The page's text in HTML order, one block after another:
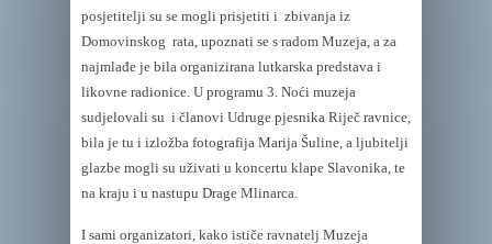
posjetitelji su se mogli prisjetiti i zbivanja iz
Domovinskog rata, upoznati se s radom Muzeja, a za
najmlađe je bila organizirana lutkarska predstava i
likovne radionice. U programu 3. Noći muzeja
sudjelovali su i članovi Udruge pjesnika Riječ ravnice,
bila je tu i izložba fotografija Marija Šuline, a ljubitelji
glazbe mogli su uživati u koncertu klape Slavonika, te
na kraju i u nastupu Drage Mlinarca.
I sami organizatori, kako ističe ravnatelj Muzeja